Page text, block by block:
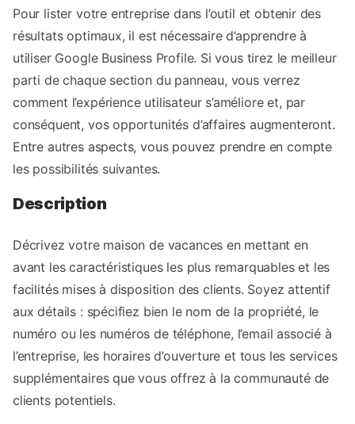
Pour lister votre entreprise dans l’outil et obtenir des
résultats optimaux, il est nécessaire d’apprendre à
utiliser Google Business Profile. Si vous tirez le meilleur
parti de chaque section du panneau, vous verrez
comment l’expérience utilisateur s’améliore et, par
conséquent, vos opportunités d’affaires augmenteront.
Entre autres aspects, vous pouvez prendre en compte
les possibilités suivantes.
Description
Décrivez votre maison de vacances en mettant en
avant les caractéristiques les plus remarquables et les
facilités mises à disposition des clients. Soyez attentif
aux détails : spécifiez bien le nom de la propriété, le
numéro ou les numéros de téléphone, l’email associé à
l’entreprise, les horaires d’ouverture et tous les services
supplémentaires que vous offrez à la communauté de
clients potentiels.